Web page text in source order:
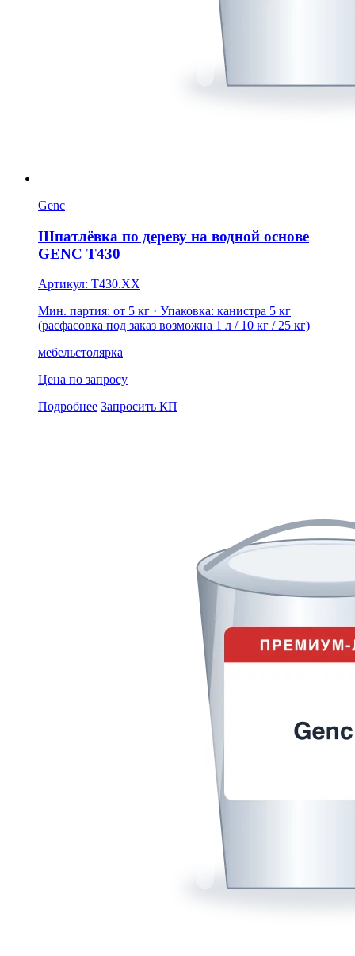
Genc
Шпатлёвка по дереву на водной основе
GENC T430
Артикул: T430.XX
Мин. партия: от 5 кг · Упаковка: канистра 5 кг
(расфасовка под заказ возможна 1 л / 10 кг / 25 кг)
мебельстолярка
Цена по запросу
Подробнее Запросить КП